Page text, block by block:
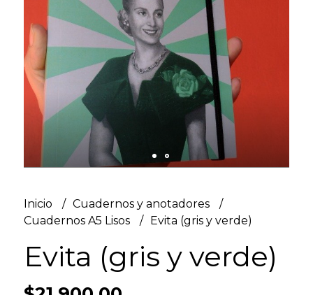
Inicio
Cuadernos y anotadores
Cuadernos A5 Lisos
Evita (gris y verde)
Evita (gris y verde)